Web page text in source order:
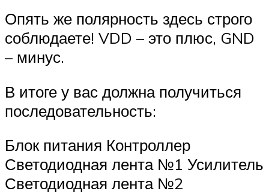
Опять же полярность здесь строго
соблюдаете! VDD – это плюс, GND
– минус.
В итоге у вас должна получиться
последовательность:
Блок питания Контроллер
Светодиодная лента №1 Усилитель
Светодиодная лента №2